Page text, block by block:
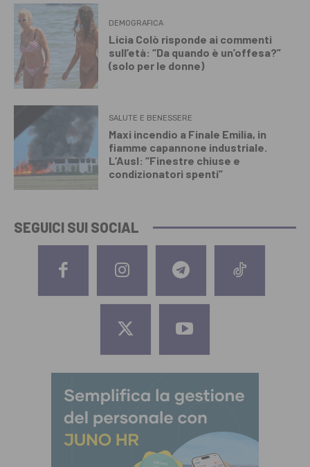
DEMOGRAFICA
Licia Colò risponde ai commenti
sull’età: “Da quando è un’offesa?”
(solo per le donne)
SALUTE E BENESSERE
Maxi incendio a Finale Emilia, in
fiamme capannone industriale.
L’Ausl: “Finestre chiuse e
condizionatori spenti”
SEGUICI SUI SOCIAL